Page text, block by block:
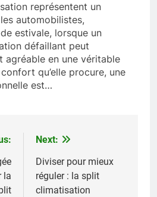
représentent un
automobilistes,
estivale, lorsque un
défaillant peut
agréable en une véritable
qu’elle procure, une
est…
la
Next:
Diviser pour mieux
réguler : la split
climatisation